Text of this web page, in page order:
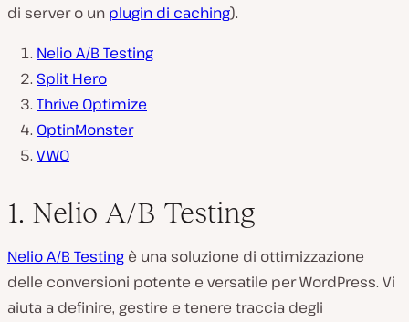
di server o un plugin di caching).
Nelio A/B Testing
Split Hero
Thrive Optimize
OptinMonster
VWO
1. Nelio A/B Testing
Nelio A/B Testing è una soluzione di ottimizzazione
delle conversioni potente e versatile per WordPress. Vi
aiuta a definire, gestire e tenere traccia degli